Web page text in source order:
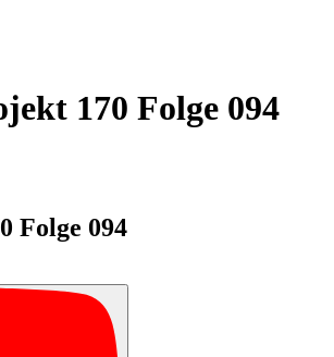
170 Folge 094
Folge 094